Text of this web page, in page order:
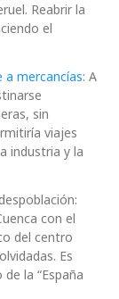
Reabrir la
el
a mercancías: A
sin
viajes
industria y la
con el
del centro
Es
la “España